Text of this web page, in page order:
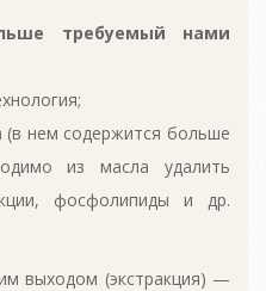
требуемый нами
нем содержится больше
из масла удалить
фосфолипиды и др.
выходом (экстракция) —